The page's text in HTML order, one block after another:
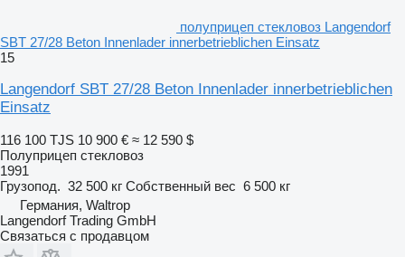
полуприцеп стекловоз Langendorf
SBT 27/28 Beton Innenlader innerbetrieblichen Einsatz
15
Langendorf SBT 27/28 Beton Innenlader innerbetrieblichen
Einsatz
116 100 TJS 10 900 € ≈ 12 590 $
Полуприцеп стекловоз
1991
Грузопод. 32 500 кг Собственный вес 6 500 кг
Германия, Waltrop
Langendorf Trading GmbH
Связаться с продавцом